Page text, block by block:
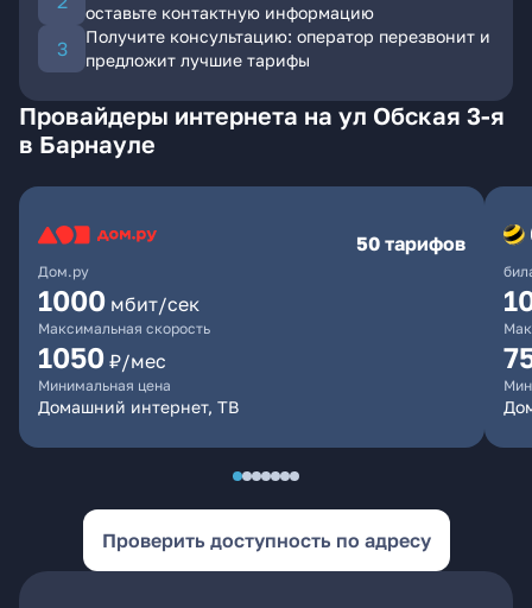
оставьте контактную информацию
Получите консультацию: оператор перезвонит и
предложит лучшие тарифы
Провайдеры интернета на ул Обская 3-я
в Барнауле
Дом.ру
50 тарифов
1000 мбит/сек
Максимальная скорость
1050 ₽/мес
Минимальная цена
Домашний интернет, ТВ
Проверить доступность по адресу